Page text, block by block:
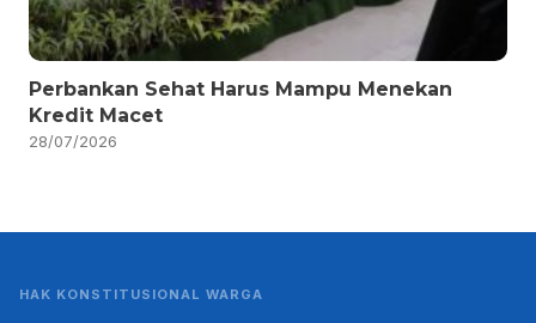
Perbankan Sehat Harus Mampu Menekan
Kredit Macet
28/07/2026
HAK KONSTITUSIONAL WARGA